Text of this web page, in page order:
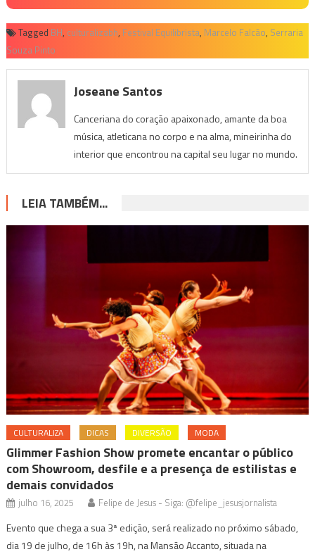
Tagged BH, culturalizabh, Festival Equilibrista, Marcelo Falcão, Serraria
Souza Pinto
Joseane Santos
Canceriana do coração apaixonado, amante da boa
música, atleticana no corpo e na alma, mineirinha do
interior que encontrou na capital seu lugar no mundo.
LEIA TAMBÉM...
CULTURALIZA DICAS DIVERSÃO MODA
Glimmer Fashion Show promete encantar o público
com Showroom, desfile e a presença de estilistas e
demais convidados
julho 16, 2025 Felipe de Jesus - Siga: @felipe_jesusjornalista
Evento que chega a sua 3ª edição, será realizado no próximo sábado,
dia 19 de julho, de 16h às 19h, na Mansão Accanto, situada na